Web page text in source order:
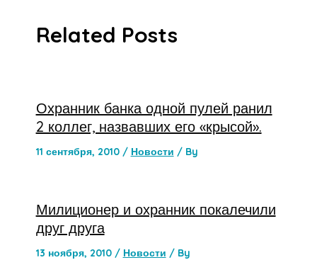
Related Posts
Охранник банка одной пулей ранил
2 коллег, назвавших его «крысой».
11 сентября, 2010 / Новости / By
Милиционер и охранник покалечили
друг друга
13 ноября, 2010 / Новости / By